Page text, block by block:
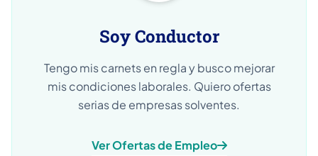
Soy Conductor
Tengo mis carnets en regla y busco mejorar
mis condiciones laborales. Quiero ofertas
serias de empresas solventes.
Ver Ofertas de Empleo